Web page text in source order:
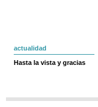
actualidad
Hasta la vista y gracias